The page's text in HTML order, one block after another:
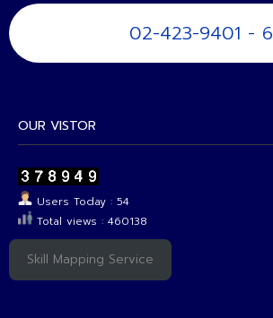
02-423-9401 - 6
OUR VISTOR
Users Today : 54
Total views : 460138
Skill Mapping Service